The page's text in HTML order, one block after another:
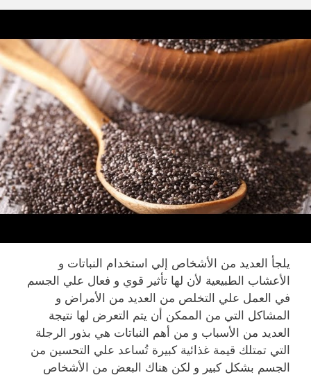
يلجأ العديد من الأشخاص إلي استخدام النباتات و
الأعشاب الطبيعية لأن لها تأثير قوي و فعال علي الجسم
في العمل علي التخلص من العديد من الأمراض و
المشاكل التي من الممكن أن يتم التعرض لها نتيجة
العديد من الأسباب و من أهم النباتات هي بذور الرجلة
التي تمتلك قيمة غذائية كبيرة تُساعد علي التحسين من
الجسم بشكل كبير و لكن هناك البعض من الأشخاص